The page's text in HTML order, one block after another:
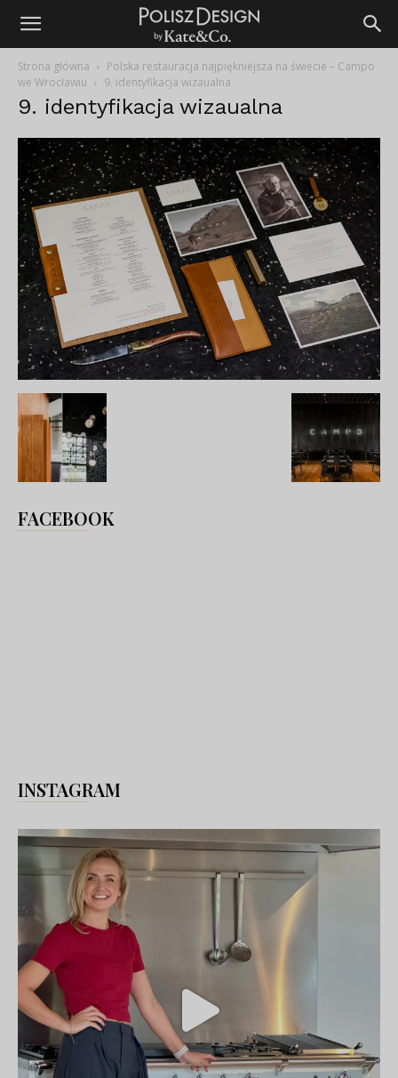
Strona główna
Polska restauracja najpiękniejsza na świecie – Campo
we Wrocławiu
9. identyfikacja wizaualna
9. identyfikacja wizaualna
FACEBOOK
INSTAGRAM